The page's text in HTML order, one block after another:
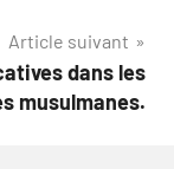
Article suivant
dans les
musulmanes.